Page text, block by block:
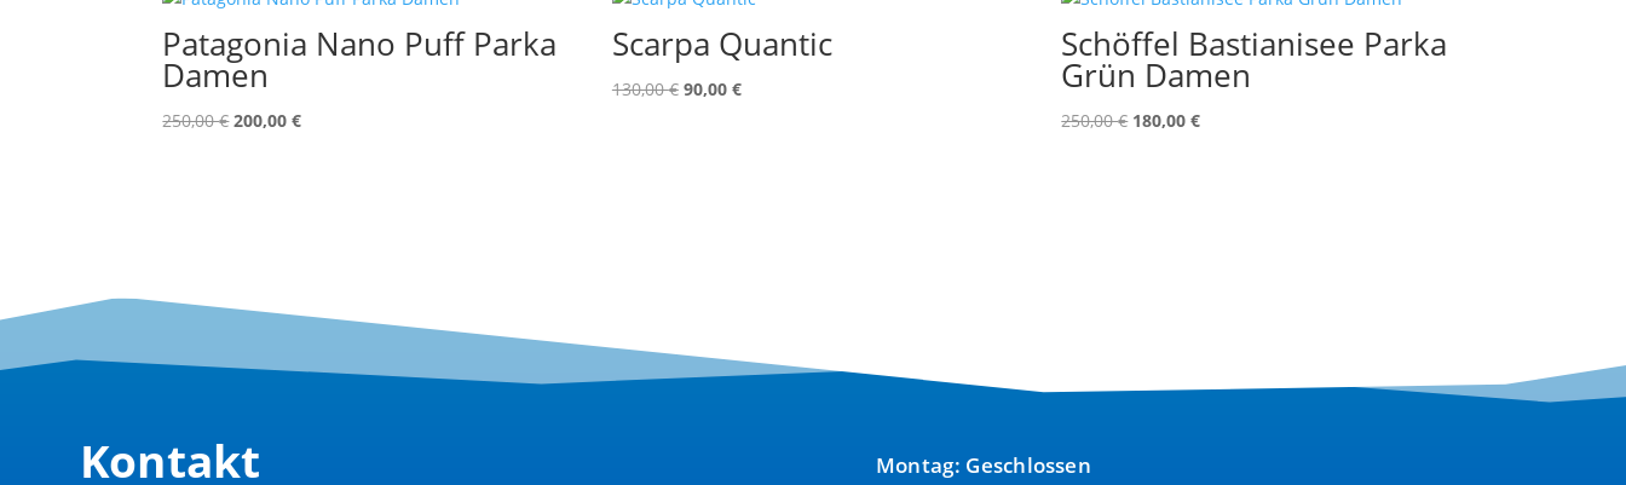
Patagonia Nano Puff Parka
Damen
250,00€Ursprünglicher
200,00€Aktueller
Scarpa Quantic
130,00€ Ursprünglicher
90,00 €Aktueller
Schöffel Bastianisee Parka
Grün Damen
250,00€ Ursprünglicher
180,00€Aktueller
Kontakt Montag: Geschlossen